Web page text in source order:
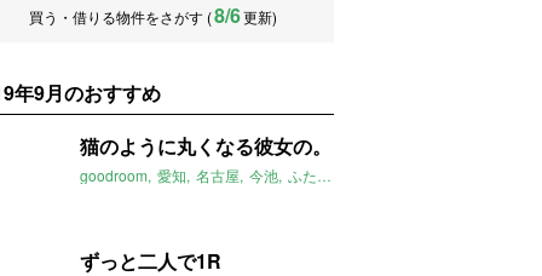
買う・借りる物件をさがす (8/6更新)
年9月のおすすめ
猫のように丸くなる彼女の。
goodroom 愛知 名古屋 今池 ふたりぐらし
ずっと二人で1R